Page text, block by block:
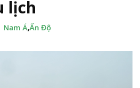
lịch
Nam Á,Ấn Độ